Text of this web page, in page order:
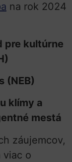
na rok 2024
pre kultúrne
(NEB)
klímy a
mestá
záujemcov,
viac o